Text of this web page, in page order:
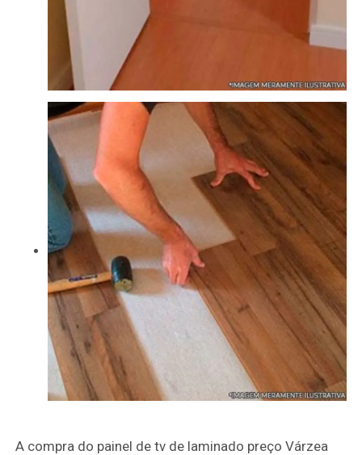
A compra do painel de tv de laminado preço Várzea